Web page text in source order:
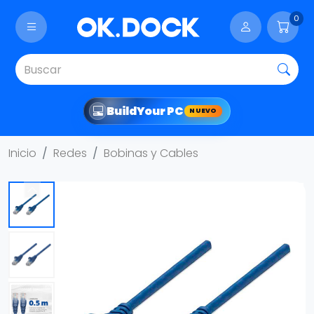
0
BuildYour PC NUEVO
Inicio Redes Bobinas y Cables